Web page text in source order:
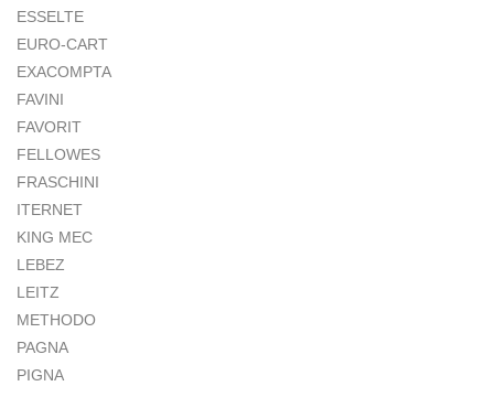
ESSELTE
EURO-CART
EXACOMPTA
FAVINI
FAVORIT
FELLOWES
FRASCHINI
ITERNET
KING MEC
LEBEZ
LEITZ
METHODO
PAGNA
PIGNA